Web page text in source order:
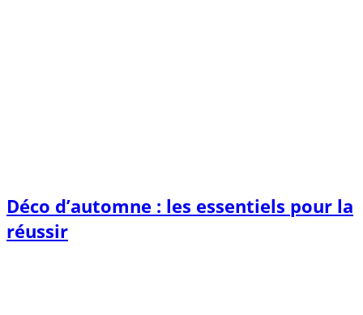
Déco d’automne : les essentiels pour la
réussir